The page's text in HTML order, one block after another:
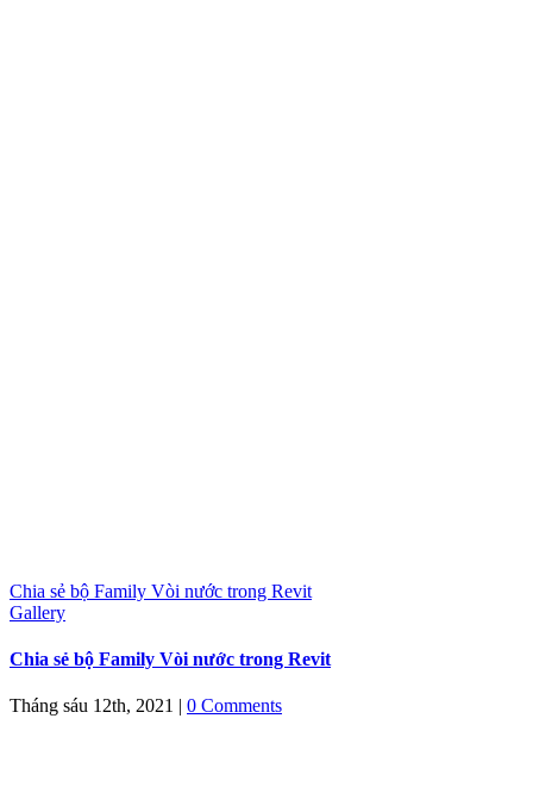
Chia sẻ bộ Family Vòi nước trong Revit
Gallery
Chia sẻ bộ Family Vòi nước trong Revit
Tháng sáu 12th, 2021 | 0 Comments